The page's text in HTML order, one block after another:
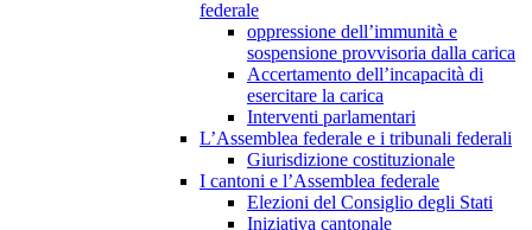
federale
oppressione dell’immunità e
sospensione provvisoria dalla carica
Accertamento dell’incapacità di
esercitare la carica
Interventi parlamentari
L’Assemblea federale e i tribunali federali
Giurisdizione costituzionale
I cantoni e l’Assemblea federale
Elezioni del Consiglio degli Stati
Iniziativa cantonale